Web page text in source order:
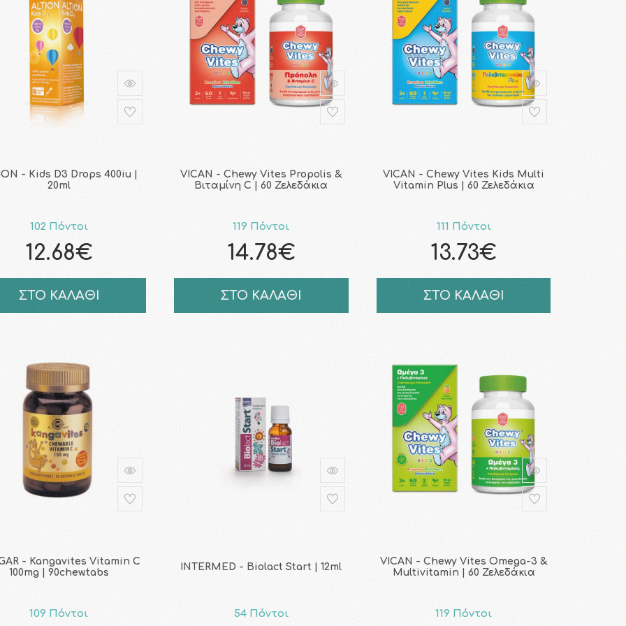
- Kids D3 Drops 400iu |
20ml
102 Πόντοι
12.68€
ΣΤΟ ΚΑΛΑΘΙ
VICAN - Chewy Vites Propolis &
Βιταμίνη C | 60 Ζελεδάκια
119 Πόντοι
14.78€
ΣΤΟ ΚΑΛΑΘΙ
VICAN - Chewy Vites Kids Multi
Vitamin Plus | 60 Ζελεδάκια
111 Πόντοι
13.73€
ΣΤΟ ΚΑΛΑΘΙ
- Kangavites Vitamin C
100mg | 90chew.tabs
109 Πόντοι
INTERMED - Biolact Start | 12ml
54 Πόντοι
VICAN - Chewy Vites Omega-3 &
Multivitamin | 60 Ζελεδάκια
119 Πόντοι